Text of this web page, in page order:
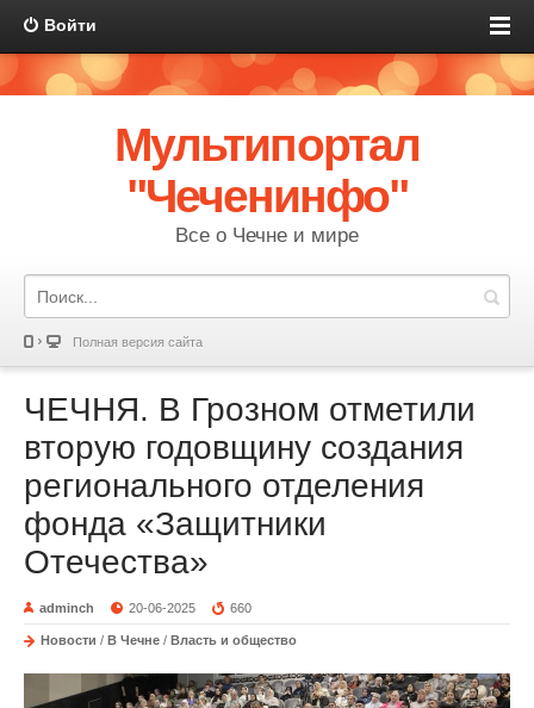
Войти
Мультипортал
"Чеченинфо"
Все о Чечне и мире
Полная версия сайта
ЧЕЧНЯ. В Грозном отметили
вторую годовщину создания
регионального отделения
фонда «Защитники
Отечества»
adminch 20-06-2025 660
Новости / В Чечне / Власть и общество